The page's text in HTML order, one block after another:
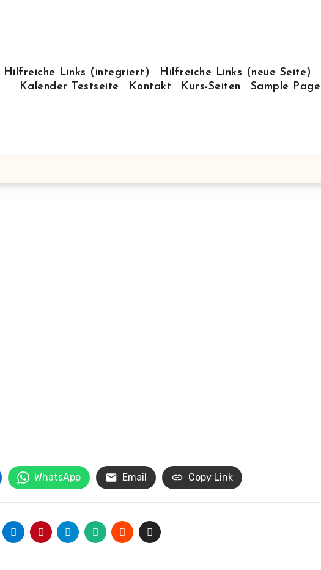
Hilfreiche Links (integriert) Hilfreiche Links (neue Seite)
Kalender Testseite
Kontakt Kurs-Seiten Sample Page
WhatsApp Email Copy Link